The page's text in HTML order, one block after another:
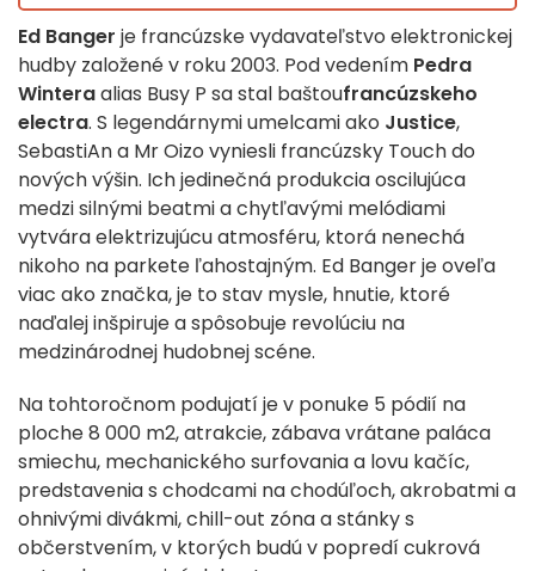
Ed Banger je francúzske vydavateľstvo elektronickej
hudby založené v roku 2003. Pod vedením Pedra
Winteraalias Busy P sa stal baštoufrancúzskeho
electra. S legendárnymi umelcami ako Justice,
SebastiAn a Mr Oizo vyniesli francúzsky Touch do
nových výšin. Ich jedinečná produkcia oscilujúca
medzi silnými beatmi a chytľavými melódiami
vytvára elektrizujúcu atmosféru, ktorá nenechá
nikoho na parkete ľahostajným. Ed Banger je oveľa
viac ako značka, je to stav mysle, hnutie, ktoré
naďalej inšpiruje a spôsobuje revolúciu na
medzinárodnej hudobnej scéne.
Na tohtoročnom podujatí je v ponuke 5 pódií na
ploche 8 000 m2, atrakcie, zábava vrátane paláca
smiechu, mechanického surfovania a lovu kačíc,
predstavenia s chodcami na chodúľoch, akrobatmi a
ohnivými divákmi, chill-out zóna a stánky s
občerstvením, v ktorých budú v popredí cukrová